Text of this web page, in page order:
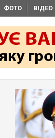
ФОТО ВІДЕО